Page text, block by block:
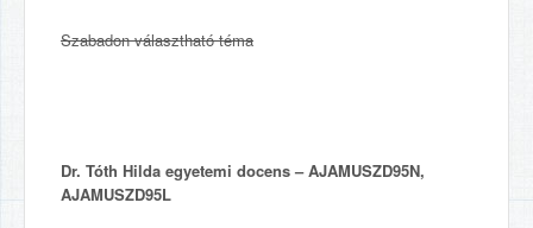
Szabadon választható téma
Dr. Tóth Hilda egyetemi docens – AJAMUSZD95N,
AJAMUSZD95L